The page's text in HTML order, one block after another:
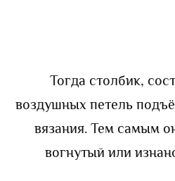
Тогда столбик,
воздушных петель
вязания. Тем самым
вогнутый или